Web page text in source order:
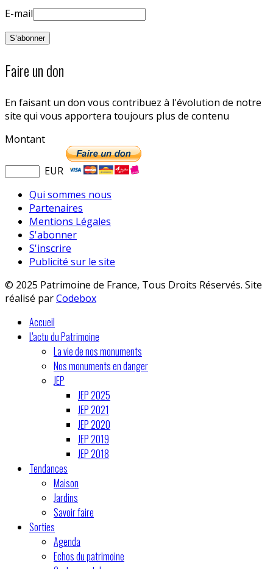
E-mail
Faire un don
En faisant un don vous contribuez à l'évolution de notre
site qui vous apportera toujours plus de contenu
Montant
EUR
Qui sommes nous
Partenaires
Mentions Légales
S'abonner
S'inscrire
Publicité sur le site
© 2025 Patrimoine de France, Tous Droits Réservés. Site
réalisé parCodebox
Accueil
L'actu du Patrimoine
La vie de nos monuments
Nos monuments en danger
JEP
JEP 2025
JEP 2021
JEP 2020
JEP 2019
JEP 2018
Tendances
Maison
Jardins
Savoir faire
Sorties
Agenda
Echos du patrimoine